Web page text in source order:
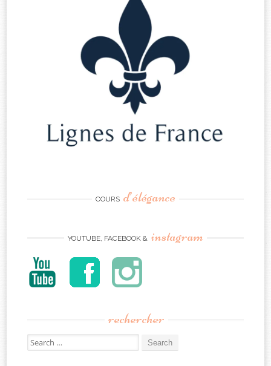
COURS d’élégance
YOUTUBE, FACEBOOK & instagram
rechercher
Search
for: